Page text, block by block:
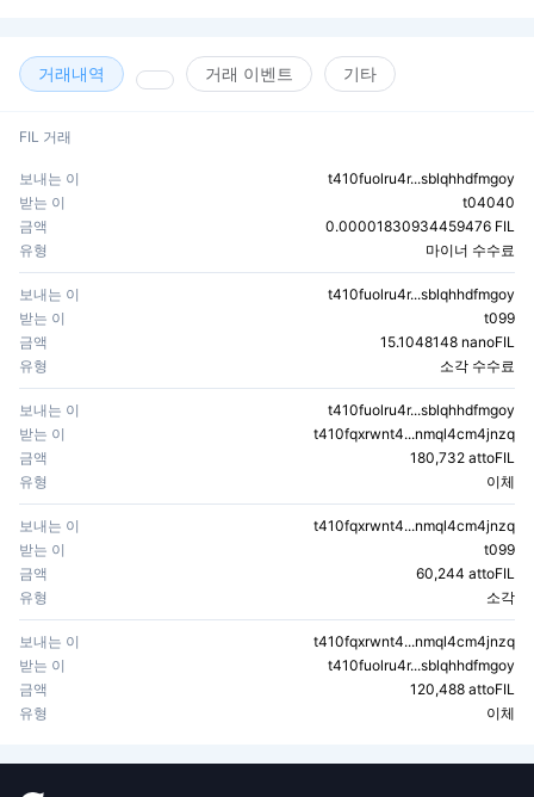
거래내역 거래 이벤트 기타
FIL 거래
보내는 이
t410fuolru4r...sblqhhdfmgoy
받는 이
t04040
금액
0.00001830934459476 FIL
유형
마이너 수수료
보내는 이
t410fuolru4r...sblqhhdfmgoy
받는 이
t099
금액
15.1048148 nanoFIL
유형
소각 수수료
보내는 이
t410fuolru4r...sblqhhdfmgoy
받는 이
t410fqxrwnt4...nmql4cm4jnzq
금액
180,732 attoFIL
유형
이체
보내는 이
t410fqxrwnt4...nmql4cm4jnzq
받는 이
t099
금액
60,244 attoFIL
유형
소각
보내는 이
t410fqxrwnt4...nmql4cm4jnzq
받는 이
t410fuolru4r...sblqhhdfmgoy
금액
120,488 attoFIL
유형
이체